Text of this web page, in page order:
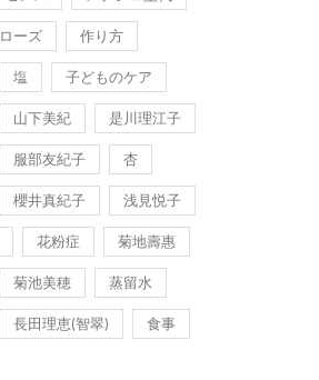
ローズ 作り方
塩 子どものケア
山下美紀 是川理江子
服部友紀子 杏
櫻井真紀子 浅見悦子
花粉症 菊地壽惠
菊池美穂 蒸留水
長田理恵(智翠) 食事